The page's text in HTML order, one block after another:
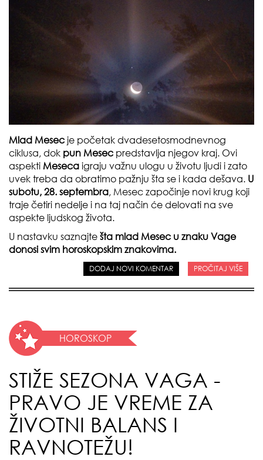
Mlad Mesec je početak dvadesetosmodnevnog
ciklusa, dok pun Mesec predstavlja njegov kraj. Ovi
aspekti Meseca igraju važnu ulogu u životu ljudi i zato
uvek treba da obratimo pažnju šta se i kada dešava. U
subotu, 28. septembra, Mesec započinje novi krug koji
traje četiri nedelje i na taj način će delovati na sve
aspekte ljudskog života.
U nastavku saznajte šta mlad Mesec u znaku Vage
donosi svim horoskopskim znakovima.
DODAJ NOVI KOMENTAR PROČITAJ VIŠE
HOROSKOP
STIŽE SEZONA VAGA -
PRAVO JE VREME ZA
ŽIVOTNI BALANS I
RAVNOTEŽU!